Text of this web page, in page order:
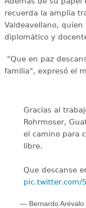
recuerda la amplia
Valdeavellano,
diplomático y
"Que en paz
familia", expresó el
Gracias al
Rohrmoser,
el camino para
libre.
Que descanse
pic.twitter.com/
— Bernardo Arévalo